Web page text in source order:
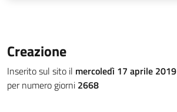
Creazione
Inserito sul sito il mercoledì 17 aprile 2019
per numero giorni 2668